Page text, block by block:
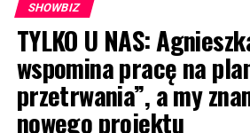
SHOWBIZ
TYLKO U NAS:
wspomina pracę na
przetrwania”, a my
nowego projektu